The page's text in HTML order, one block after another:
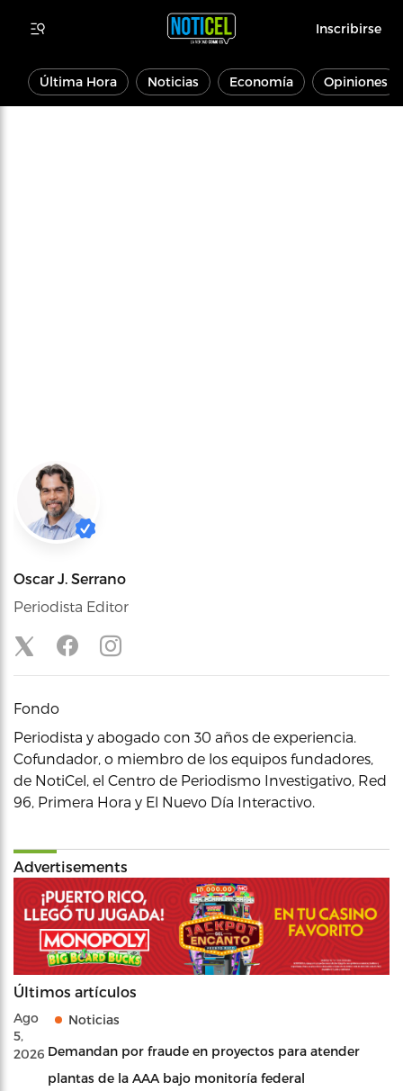
Inscribirse
Última Hora Noticias Economía Opiniones
Oscar J. Serrano
Periodista Editor
Fondo
Periodista y abogado con 30 años de experiencia.
Cofundador, o miembro de los equipos fundadores,
de NotiCel, el Centro de Periodismo Investigativo, Red
96, Primera Hora y El Nuevo Día Interactivo.
Advertisements
Últimos artículos
Ago
5,
2026
Noticias
Demandan por fraude en proyectos para atender
plantas de la AAA bajo monitoría federal